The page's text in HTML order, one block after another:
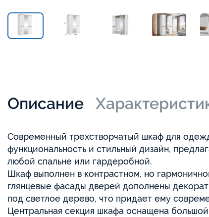
Описание
Современный трехстворчатый шкаф для
функциональность и стильный дизайн,
любой спальне или гардеробной.
Шкаф выполнен в контрастном, но
глянцевые фасады дверей дополнены
под светлое дерево, что придает ему
Центральная секция шкафа оснащена